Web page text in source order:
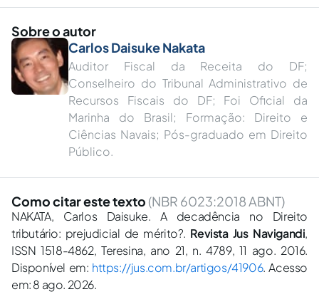
Sobre o autor
Carlos Daisuke Nakata
Auditor Fiscal da Receita do DF;
Conselheiro do Tribunal Administrativo de
Recursos Fiscais do DF; Foi Oficial da
Marinha do Brasil; Formação: Direito e
Ciências Navais; Pós-graduado em Direito
Público.
Como citar este texto (NBR 6023:2018 ABNT)
NAKATA, Carlos Daisuke. A decadência no Direito
tributário: prejudicial de mérito?. Revista Jus Navigandi,
ISSN 1518-4862, Teresina, ano 21, n. 4789, 11 ago. 2016.
Disponível em: https://jus.com.br/artigos/41906. Acesso
em: 8 ago. 2026.